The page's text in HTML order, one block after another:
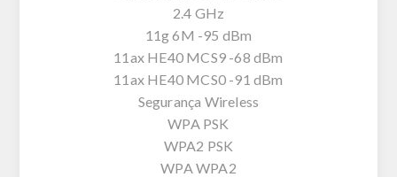
2.4 GHz
11g 6M -95 dBm
11ax HE40 MCS9 -68 dBm
11ax HE40 MCS0 -91 dBm
Segurança Wireless
WPA PSK
WPA2 PSK
WPA WPA2